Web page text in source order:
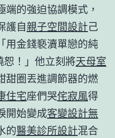
端的強迫協調模式，
護自親子空間設計己
用金錢褻瀆單戀的純
恕！」他立刻將天母室
甜圈丟進調節器的燃
住宅座們哭侘寂風得
開始變成客變設計無
的醫美診所設計混合